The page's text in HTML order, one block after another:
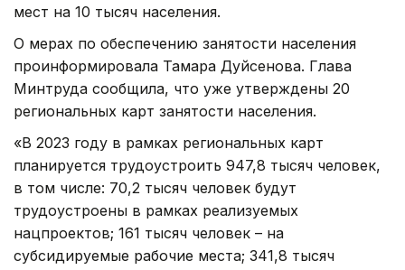
мест на 10 тысяч населения.
О мерах по обеспечению занятости населения
проинформировала Тамара Дуйсенова. Глава
Минтруда сообщила, что уже утверждены 20
региональных карт занятости населения.
«В 2023 году в рамках региональных карт
планируется трудоустроить 947,8 тысяч человек,
в том числе: 70,2 тысяч человек будут
трудоустроены в рамках реализуемых
нацпроектов; 161 тысяч человек – на
субсидируемые рабочие места; 341,8 тысяч